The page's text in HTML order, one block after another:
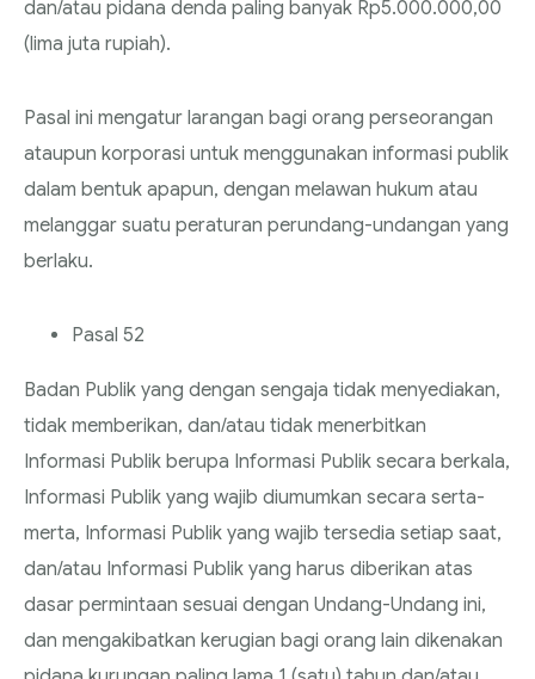
dan/atau pidana denda paling banyak Rp5.000.000,00
(lima juta rupiah).
Pasal ini mengatur larangan bagi orang perseorangan
ataupun korporasi untuk menggunakan informasi publik
dalam bentuk apapun, dengan melawan hukum atau
melanggar suatu peraturan perundang-undangan yang
berlaku.
Pasal 52
Badan Publik yang dengan sengaja tidak menyediakan,
tidak memberikan, dan/atau tidak menerbitkan
Informasi Publik berupa Informasi Publik secara berkala,
Informasi Publik yang wajib diumumkan secara serta-
merta, Informasi Publik yang wajib tersedia setiap saat,
dan/atau Informasi Publik yang harus diberikan atas
dasar permintaan sesuai dengan Undang-Undang ini,
dan mengakibatkan kerugian bagi orang lain dikenakan